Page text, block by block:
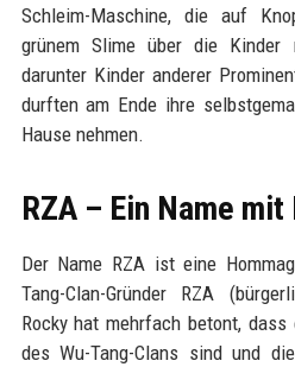
Schleim-Maschine, die auf
grünem Slime über die
darunter Kinder anderer
durften am Ende ihre
Hause nehmen.
RZA – Ein Name
Der Name RZA ist eine
Tang-Clan-Gründer RZA
Rocky hat mehrfach betont,
des Wu-Tang-Clans sind und